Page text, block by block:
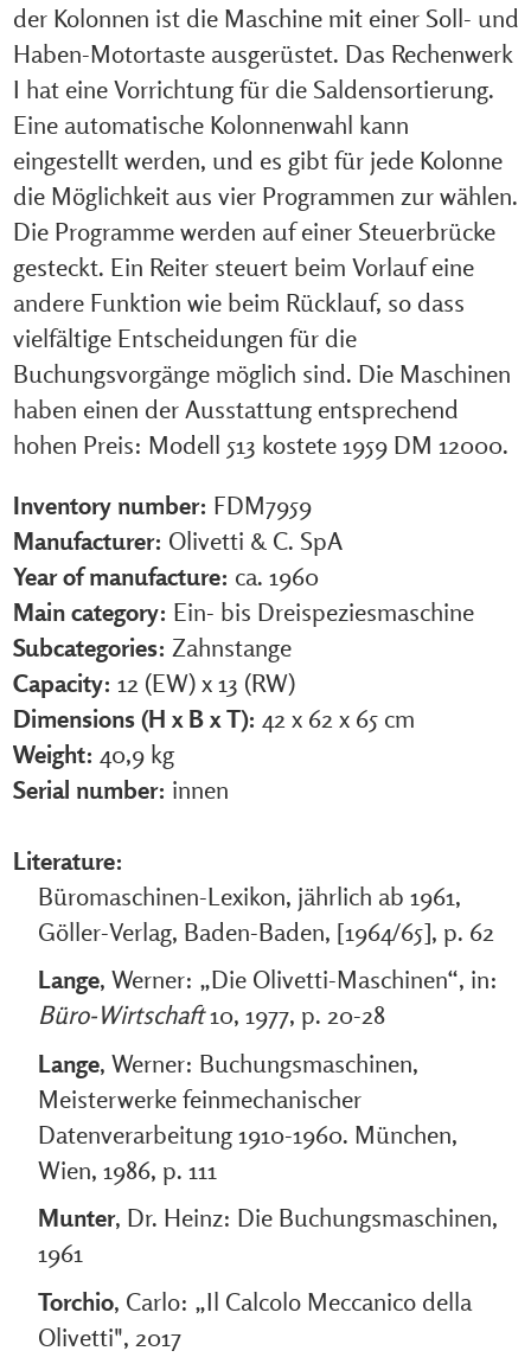
der Kolonnen ist die Maschine mit einer Soll- und
Haben-Motortaste ausgerüstet. Das Rechenwerk
I hat eine Vorrichtung für die Saldensortierung.
Eine automatische Kolonnenwahl kann
eingestellt werden, und es gibt für jede Kolonne
die Möglichkeit aus vier Programmen zur wählen.
Die Programme werden auf einer Steuerbrücke
gesteckt. Ein Reiter steuert beim Vorlauf eine
andere Funktion wie beim Rücklauf, so dass
vielfältige Entscheidungen für die
Buchungsvorgänge möglich sind. Die Maschinen
haben einen der Ausstattung entsprechend
hohen Preis: Modell 513 kostete 1959 DM 12000.
Inventory number: FDM7959
Manufacturer: Olivetti & C. SpA
Year of manufacture: ca. 1960
Main category: Ein- bis Dreispeziesmaschine
Subcategories: Zahnstange
Capacity: 12 (EW) x 13 (RW)
Dimensions (H x B x T): 42 x 62 x 65 cm
Weight: 40,9 kg
Serial number: innen
Literature:
Büromaschinen-Lexikon, jährlich ab 1961,
Göller-Verlag, Baden-Baden, [1964/65], p. 62
Lange, Werner: „Die Olivetti-Maschinen“, in:
Büro-Wirtschaft10, 1977, p. 20-28
Lange, Werner: Buchungsmaschinen,
Meisterwerke feinmechanischer
Datenverarbeitung 1910-1960. München,
Wien, 1986, p. 111
Munter, Dr. Heinz: Die Buchungsmaschinen,
1961
Torchio, Carlo: „Il Calcolo Meccanico della
Olivetti", 2017